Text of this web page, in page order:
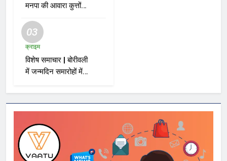
मनपा की आवारा कुत्तों
नगरसेवक फझलू
पहलवान ने उठाए सवाल
03
क्राइम
विशेष समाचार | बोरीवली
में जन्मदिन समारोहों में
पर इनोवा खड़ी, केक
काटा, एयरगन से